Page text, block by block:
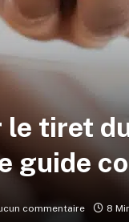
tiret
guide
commentaire 8